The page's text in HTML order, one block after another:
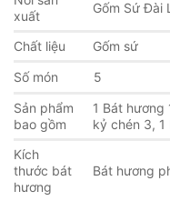
xuất
Gốm Sứ Đài
Chất liệu
Gốm sứ
Số món
5
Sản phẩm
bao gồm
1 Bát hương
kỷ chén 3, 1
Kích
thước bát
hương
Bát hương